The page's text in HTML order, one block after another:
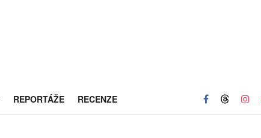
REPORTÁŽE RECENZE